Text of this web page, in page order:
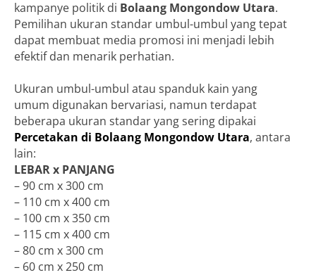
kampanye politik di Bolaang Mongondow Utara.
Pemilihan ukuran standar umbul-umbul yang tepat
dapat membuat media promosi ini menjadi lebih
efektif dan menarik perhatian.
Ukuran umbul-umbul atau spanduk kain yang
umum digunakan bervariasi, namun terdapat
beberapa ukuran standar yang sering dipakai
Percetakan di Bolaang Mongondow Utara, antara
lain:
LEBAR x PANJANG
– 90 cm x 300 cm
– 110 cm x 400 cm
– 100 cm x 350 cm
– 115 cm x 400 cm
– 80 cm x 300 cm
– 60 cm x 250 cm